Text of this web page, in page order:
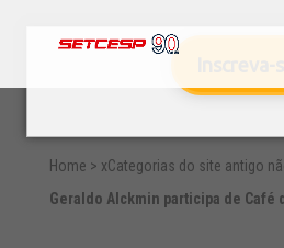
Home > xCategorias do site antigo
Geraldo Alckmin participa de Café